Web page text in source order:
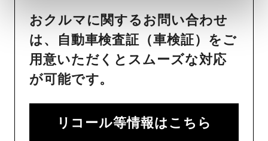
おクルマに関するお問い合わせ
は、自動車検査証（車検証）をご
用意いただくとスムーズな対応
が可能です。
リコール等情報はこちら